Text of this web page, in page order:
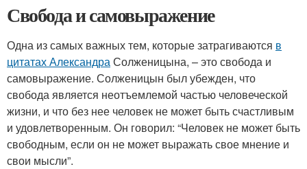
Свобода и самовыражение
Одна из самых важных тем, которые затрагиваются в
цитатах АлександраСолженицына, – это свобода и
самовыражение. Солженицын был убежден, что
свобода является неотъемлемой частью человеческой
жизни, и что без нее человек не может быть счастливым
и удовлетворенным. Он говорил: “Человек не может быть
свободным, если он не может выражать свое мнение и
свои мысли”.